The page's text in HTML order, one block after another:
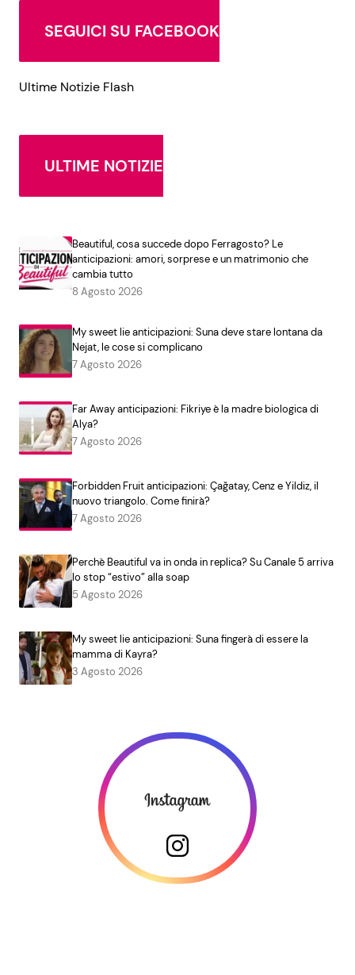
SEGUICI SU FACEBOOK
Ultime Notizie Flash
ULTIME NOTIZIE
Beautiful, cosa succede dopo Ferragosto? Le
anticipazioni: amori, sorprese e un matrimonio che
cambia tutto
8 Agosto 2026
My sweet lie anticipazioni: Suna deve stare lontana da
Nejat, le cose si complicano
7 Agosto 2026
Far Away anticipazioni: Fikriye è la madre biologica di
Alya?
7 Agosto 2026
Forbidden Fruit anticipazioni: Çağatay, Cenz e Yildiz, il
nuovo triangolo. Come finirà?
7 Agosto 2026
Perchè Beautiful va in onda in replica? Su Canale 5 arriva
lo stop “estivo” alla soap
5 Agosto 2026
My sweet lie anticipazioni: Suna fingerà di essere la
mamma di Kayra?
3 Agosto 2026